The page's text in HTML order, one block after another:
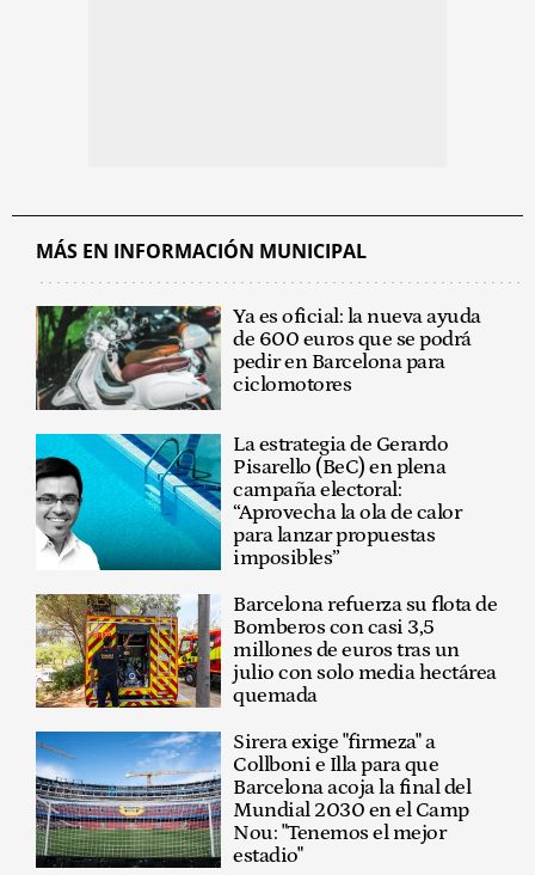
MÁS EN INFORMACIÓN MUNICIPAL
Ya es oficial: la nueva ayuda
de 600 euros que se podrá
pedir en Barcelona para
ciclomotores
La estrategia de Gerardo
Pisarello (BeC) en plena
campaña electoral:
“Aprovecha la ola de calor
para lanzar propuestas
imposibles”
Barcelona refuerza su flota de
Bomberos con casi 3,5
millones de euros tras un
julio con solo media hectárea
quemada
Sirera exige "firmeza" a
Collboni e Illa para que
Barcelona acoja la final del
Mundial 2030 en el Camp
Nou: "Tenemos el mejor
estadio"